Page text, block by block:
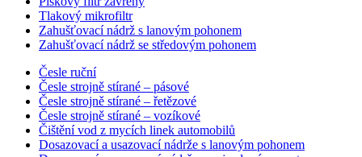
Tlakový mikrofiltr
Zahušťovací nádrž s lanovým pohonem
Zahušťovací nádrž se středovým pohonem
Česle ruční
Česle strojně stírané – pásové
Česle strojně stírané – řetězové
Česle strojně stírané – vozíkové
Čištění vod z mycích linek automobilů
Dosazovací a usazovací nádrže s lanovým pohonem